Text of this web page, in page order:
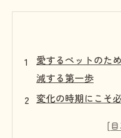
愛するペットのた
減する第一歩
変化の時期にこそ